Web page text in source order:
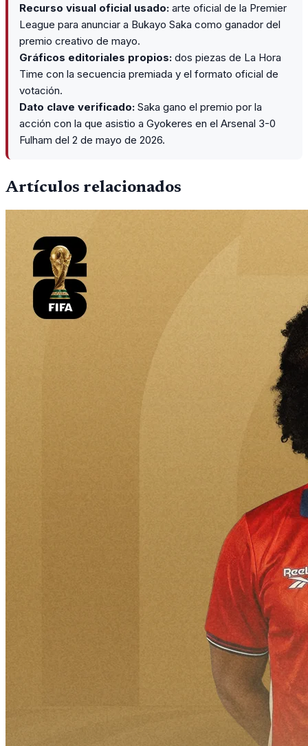
Recurso visual oficial usado: arte oficial de la Premier
League para anunciar a Bukayo Saka como ganador del
premio creativo de mayo.
Gráficos editoriales propios: dos piezas de La Hora
Time con la secuencia premiada y el formato oficial de
votación.
Dato clave verificado: Saka gano el premio por la
acción con la que asistio a Gyokeres en el Arsenal 3-0
Fulham del 2 de mayo de 2026.
Artículos relacionados